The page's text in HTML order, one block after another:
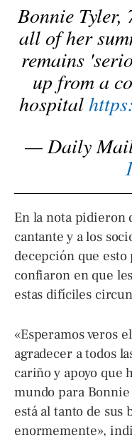
Bonnie Tyler,
all of her
remains
up from a
hospital
— Daily
En la nota pidieron
cantante y a los
decepción que esto
confiaron en que
estas difíciles
«Esperamos veros
agradecer a todos
cariño y apoyo que
mundo para
está al tanto de sus
enormemente»,